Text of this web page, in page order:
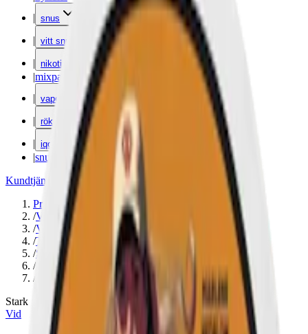
| snus
| vitt snus
| nikotinfritt
|mixpack
| vape
| rökning
| iqos
|snuskuriren
Kundtjänst
Varumärken
Produkter
/Vid
/Vitt snus
/Torr Portion
/Slim
/ Stark
/
Lakrits
Stark
Vid